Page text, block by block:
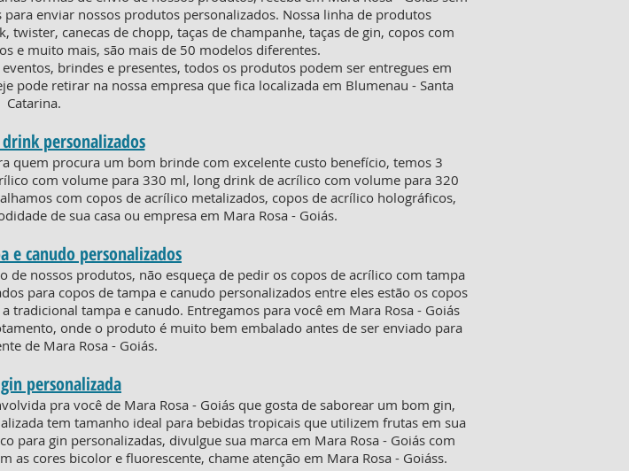
enviar nossos produtos personalizados. Nossa linha de produtos
canecas de chopp, taças de champanhe, taças de gin, copos com
e muito mais, são mais de 50 modelos diferentes.
brindes e presentes, todos os produtos podem ser entregues em
pode retirar na nossa empresa que fica localizada em Blumenau - Santa
Catarina.
personalizados
quem procura um bom brinde com excelente custo benefício, temos 3
com volume para 330 ml, long drink de acrílico com volume para 320
com copos de acrílico metalizados, copos de acrílico holográficos,
de sua casa ou empresa em Mara Rosa - Goiás.
e canudo personalizados
nossos produtos, não esqueça de pedir os copos de acrílico com tampa
para copos de tampa e canudo personalizados entre eles estão os copos
tampa e canudo. Entregamos para você em Mara Rosa - Goiás
onde o produto é muito bem embalado antes de ser enviado para
de Mara Rosa - Goiás.
personalizada
pra você de Mara Rosa - Goiás que gosta de saborear um bom gin,
tem tamanho ideal para bebidas tropicais que utilizem frutas em sua
para gin personalizadas, divulgue sua marca em Mara Rosa - Goiás com
cores bicolor e fluorescente, chame atenção em Mara Rosa - Goiáss.